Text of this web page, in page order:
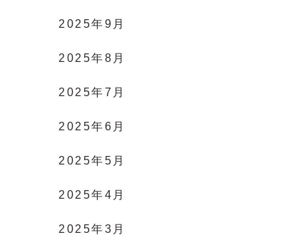
2025年9月
2025年8月
2025年7月
2025年6月
2025年5月
2025年4月
2025年3月